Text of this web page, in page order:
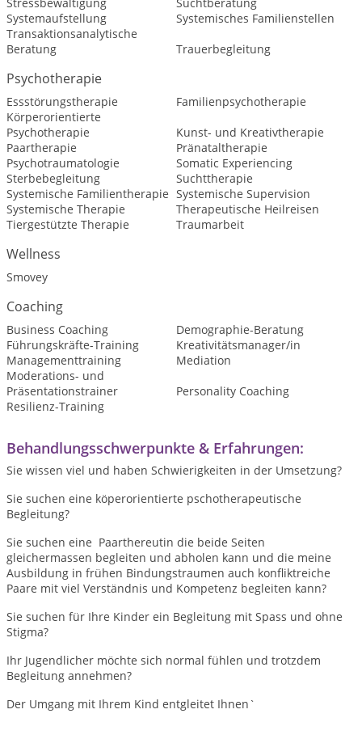
Systemaufstellung
Systemisches Familienstellen
Transaktionsanalytische
Beratung
Trauerbegleitung
Psychotherapie
Essstörungstherapie
Familienpsychotherapie
Körperorientierte
Psychotherapie
Kunst- und Kreativtherapie
Paartherapie
Pränataltherapie
Psychotraumatologie
Somatic Experiencing
Sterbebegleitung
Suchttherapie
Systemische Familientherapie Systemische Supervision
Systemische Therapie
Therapeutische Heilreisen
Tiergestützte Therapie
Traumarbeit
Wellness
Smovey
Coaching
Business Coaching
Demographie-Beratung
Führungskräfte-Training
Kreativitätsmanager/in
Managementtraining
Mediation
Moderations- und
Präsentationstrainer
Personality Coaching
Resilienz-Training
Behandlungsschwerpunkte & Erfahrungen:
Sie wissen viel und haben Schwierigkeiten in der Umsetzung?
Sie suchen eine köperorientierte pschotherapeutische
Begleitung?
Sie suchen eine Paarthereutin die beide Seiten
gleichermassen begleiten und abholen kann und die meine
Ausbildung in frühen Bindungstraumen auch konfliktreiche
Paare mit viel Verständnis und Kompetenz begleiten kann?
Sie suchen für Ihre Kinder ein Begleitung mit Spass und ohne
Stigma?
Ihr Jugendlicher möchte sich normal fühlen und trotzdem
Begleitung annehmen?
Der Umgang mit Ihrem Kind entgleitet Ihnen`